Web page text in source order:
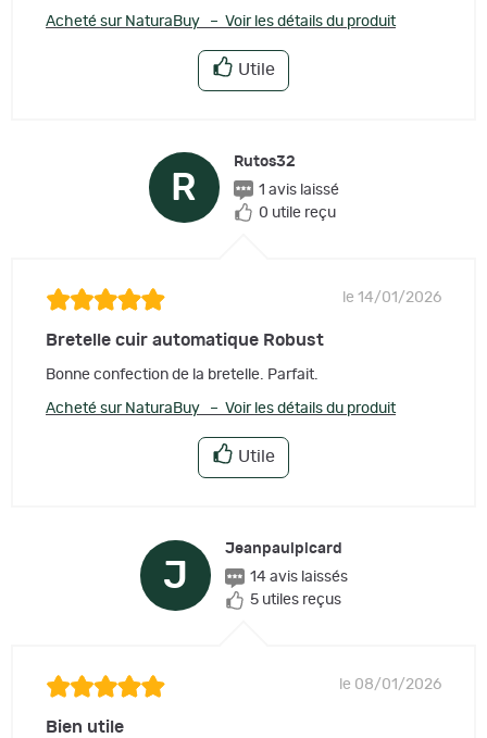
Acheté sur NaturaBuy – Voir les détails du produit
Utile
R
Rutos32
1 avis laissé
0 utile reçu
le 14/01/2026
Bretelle cuir automatique Robust
Bonne confection de la bretelle. Parfait.
Acheté sur NaturaBuy – Voir les détails du produit
Utile
J
Jeanpaulpicard
14 avis laissés
5 utiles reçus
le 08/01/2026
Bien utile